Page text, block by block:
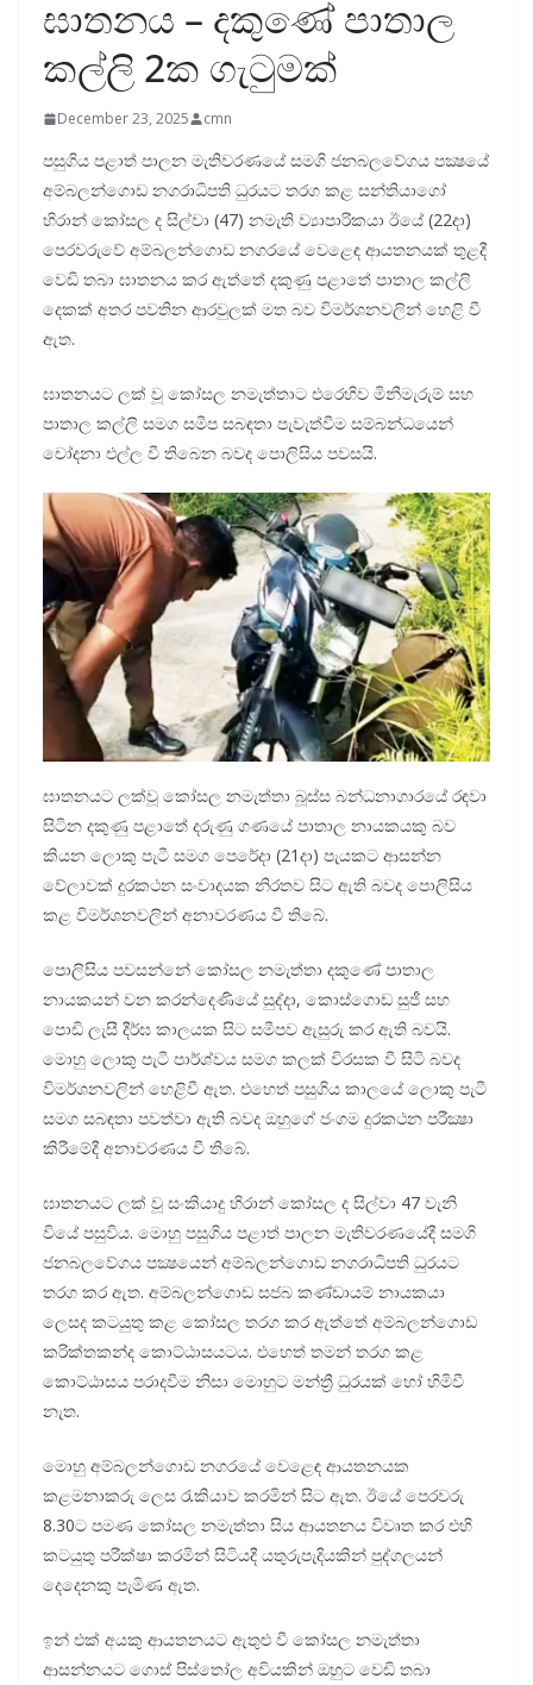
ඝාතනය – දකුණේ පාතාල
කල්ලි 2ක ගැටුමක්
December 23, 2025 cmn
පසුගිය පළාත් පාලන මැතිවරණයේ සමගි ජනබලවේගය පක්‍ෂයේ
අම්බලන්ගොඩ නගරාධිපති ධුරයට තරග කළ සන්තියාගෝ
හිරාන් කෝසල ද සිල්වා (47) නමැති ව්‍යාපාරිකයා ඊයේ (22දා)
පෙරවරුවේ අම්බලන්ගොඩ නගරයේ වෙළෙඳ ආයතනයක් තුළදී
වෙඩි තබා ඝාතනය කර ඇත්තේ දකුණු පළාතේ පාතාල කල්ලි
දෙකක් අතර පවතින ආරවුලක් මත බව විමර්ශනවලින් හෙළි වී
ඇත.
ඝාතනයට ලක් වූ කෝසල නමැත්තාට එරෙහිව මිනීමැරුම් සහ
පාතාල කල්ලි සමග සමීප සබඳතා පැවැත්වීම සම්බන්ධයෙන්
චෝදනා එල්ල වී තිබෙන බවද පොලිසිය පවසයි.
ඝාතනයට ලක්වූ කෝසල නමැත්තා බූස්ස බන්ධනාගාරයේ රඳවා
සිටින දකුණු පළාතේ දරුණු ගණයේ පාතාල නායකයකු බව
කියන ලොකු පැටී සමග පෙරේදා (21දා) පැයකට ආසන්න
වේලාවක් දුරකථන සංවාදයක නිරතව සිට ඇති බවද පොලිසිය
කළ විමර්ශනවලින් අනාවරණය වී තිබේ.
පොලිසිය පවසන්නේ කෝසල නමැත්තා දකුණේ පාතාල
නායකයන් වන කරන්දෙණියේ සුද්දා, කොස්ගොඩ සුජී සහ
පොඩි ලැසී දීර්ඝ කාලයක සිට සමීපව ඇසුරු කර ඇති බවයි.
මොහු ලොකු පැටී පාර්ශ්වය සමග කලක් විරසක වී සිටි බවද
විමර්ශනවලින් හෙළිවී ඇත. එහෙත් පසුගිය කාලයේ ලොකු පැටී
සමග සබඳතා පවත්වා ඇති බවද ඔහුගේ ජංගම දුරකථන පරීක්‍ෂා
කිරීමේදී අනාවරණය වී තිබේ.
ඝාතනයට ලක් වූ සංකියාදු හිරාන් කෝසල ද සිල්වා 47 වැනි
වියේ පසුවිය. මොහු පසුගිය පළාත් පාලන මැතිවරණයේදී සමගි
ජනබලවේගය පක්‍ෂයෙන් අම්බලන්ගොඩ නගරාධිපති ධුරයට
තරග කර ඇත. අම්බලන්ගොඩ සජබ කණ්ඩායම් නායකයා
ලෙසද කටයුතු කළ කෝසල තරග කර ඇත්තේ අම්බලන්ගොඩ
කරික්තකන්ද කොට්ඨාසයටය. එහෙත් තමන් තරග කළ
කොට්ඨාසය පරාදවීම නිසා මොහුට මන්ත්‍රී ධුරයක් හෝ හිමිවී
නැත.
මොහු අම්බලන්ගොඩ නගරයේ වෙළෙඳ ආයතනයක
කළමනාකරු ලෙස රැකියාව කරමින් සිට ඇත. ඊයේ පෙරවරු
8.30ට පමණ කෝසල නමැත්තා සිය ආයතනය විවෘත කර එහි
කටයුතු පරීක්ෂා කරමින් සිටියදී යතුරුපැදියකින් පුද්ගලයන්
දෙදෙනකු පැමිණ ඇත.
ඉන් එක් අයකු ආයතනයට ඇතුළු වී කෝසල නමැත්තා
ආසන්නයට ගොස් පිස්තෝල අවියකින් ඔහුට වෙඩි තබා